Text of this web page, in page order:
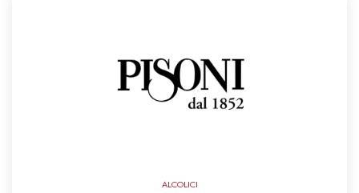
ALCOLICI